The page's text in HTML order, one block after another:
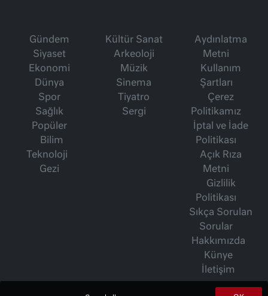
Gündem
Siyaset
Ekonomi
Dünya
Spor
Sağlık
Popüler
Bilim
Teknoloji
Gezi
Kültür Sanat
Arkeoloji
Müzik
Sinema
Tiyatro
Sergi
Aydınlatma
Metni
Kullanım
Şartları
Çerez
Politikamız
İptal ve İade
Politikası
Açık Rıza
Metni
Gizlilik
Politikası
Sıkça Sorulan
Sorular
Hakkımızda
Künye
İletişim